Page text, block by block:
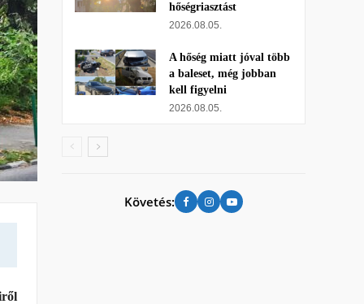
hőségriasztást
2026.08.05.
A hőség miatt jóval több
a baleset, még jobban
kell figyelni
2026.08.05.
Követés: